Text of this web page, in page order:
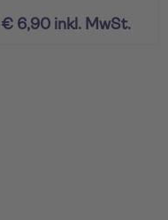
€ 6,90 inkl. MwSt.